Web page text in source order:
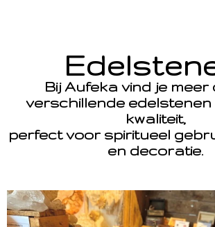
Bij Aufeka vind je meer
verschillende
kwaliteit,
perfect voor spiritueel
en decoratie.